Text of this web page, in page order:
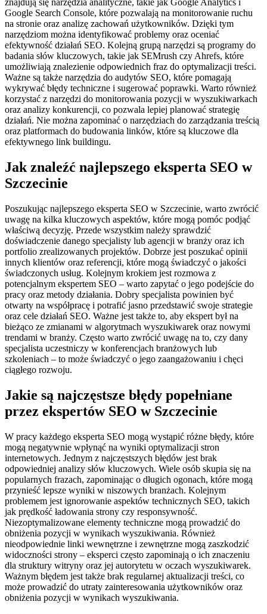
znajdują się narzędzia analityczne, takie jak Google Analytics i
Google Search Console, które pozwalają na monitorowanie ruchu
na stronie oraz analizę zachowań użytkowników. Dzięki tym
narzędziom można identyfikować problemy oraz oceniać
efektywność działań SEO. Kolejną grupą narzędzi są programy do
badania słów kluczowych, takie jak SEMrush czy Ahrefs, które
umożliwiają znalezienie odpowiednich fraz do optymalizacji treści.
Ważne są także narzędzia do audytów SEO, które pomagają
wykrywać błędy techniczne i sugerować poprawki. Warto również
korzystać z narzędzi do monitorowania pozycji w wyszukiwarkach
oraz analizy konkurencji, co pozwala lepiej planować strategię
działań. Nie można zapominać o narzędziach do zarządzania treścią
oraz platformach do budowania linków, które są kluczowe dla
efektywnego link buildingu.
Jak znaleźć najlepszego eksperta SEO w
Szczecinie
Poszukując najlepszego eksperta SEO w Szczecinie, warto zwrócić
uwagę na kilka kluczowych aspektów, które mogą pomóc podjąć
właściwą decyzję. Przede wszystkim należy sprawdzić
doświadczenie danego specjalisty lub agencji w branży oraz ich
portfolio zrealizowanych projektów. Dobrze jest poszukać opinii
innych klientów oraz referencji, które mogą świadczyć o jakości
świadczonych usług. Kolejnym krokiem jest rozmowa z
potencjalnym ekspertem SEO – warto zapytać o jego podejście do
pracy oraz metody działania. Dobry specjalista powinien być
otwarty na współpracę i potrafić jasno przedstawić swoje strategie
oraz cele działań SEO. Ważne jest także to, aby ekspert był na
bieżąco ze zmianami w algorytmach wyszukiwarek oraz nowymi
trendami w branży. Często warto zwrócić uwagę na to, czy dany
specjalista uczestniczy w konferencjach branżowych lub
szkoleniach – to może świadczyć o jego zaangażowaniu i chęci
ciągłego rozwoju.
Jakie są najczęstsze błędy popełniane
przez ekspertów SEO w Szczecinie
W pracy każdego eksperta SEO mogą wystąpić różne błędy, które
mogą negatywnie wpłynąć na wyniki optymalizacji stron
internetowych. Jednym z najczęstszych błędów jest brak
odpowiedniej analizy słów kluczowych. Wiele osób skupia się na
popularnych frazach, zapominając o długich ogonach, które mogą
przynieść lepsze wyniki w niszowych branżach. Kolejnym
problemem jest ignorowanie aspektów technicznych SEO, takich
jak prędkość ładowania strony czy responsywność.
Niezoptymalizowane elementy techniczne mogą prowadzić do
obniżenia pozycji w wynikach wyszukiwania. Również
nieodpowiednie linki wewnętrzne i zewnętrzne mogą zaszkodzić
widoczności strony – eksperci często zapominają o ich znaczeniu
dla struktury witryny oraz jej autorytetu w oczach wyszukiwarek.
Ważnym błędem jest także brak regularnej aktualizacji treści, co
może prowadzić do utraty zainteresowania użytkowników oraz
obniżenia pozycji w wynikach wyszukiwania.